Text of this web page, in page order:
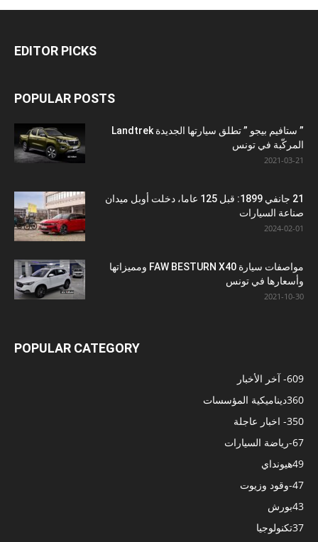
EDITOR PICKS
POPULAR POSTS
” ستافيم بيجو ” تطلق سيارتها الجديدة Landtrek
المركّبة في تونس
2021-03-21
21 جانفي 1899: قبل 125 عاما، دخلت أوبل ميدان
صناعة السيارات
2024-02-01
مواصفات سيارة FAW BESTURN X40 ومميزاتها
وأسعارها في تونس
2021-10-30
POPULAR CATEGORY
- آخر الأخبار609
ديناميكية المؤسسات360
- اخبار عاجلة350
-رياضة السيارات67
هيونداي49
-وقود وزيوت47
بورش43
تكنولوجيا37